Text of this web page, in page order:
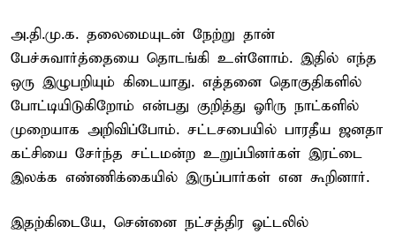
அ.தி.மு.க. தலைமையுடன் நேற்று தான்
பேச்சுவார்த்தையை தொடங்கி உள்ளோம். இதில் எந்த
ஒரு இழுபறியும் கிடையாது. எத்தனை தொகுதிகளில்
போட்டியிடுகிறோம் என்பது குறித்து ஓரிரு நாட்களில்
முறையாக அறிவிப்போம். சட்டசபையில் பாரதீய ஜனதா
கட்சியை சேர்ந்த சட்டமன்ற உறுப்பினர்கள் இரட்டை
இலக்க எண்ணிக்கையில் இருப்பார்கள் என கூறினார்.
இதற்கிடையே, சென்னை நட்சத்திர ஓட்டலில்